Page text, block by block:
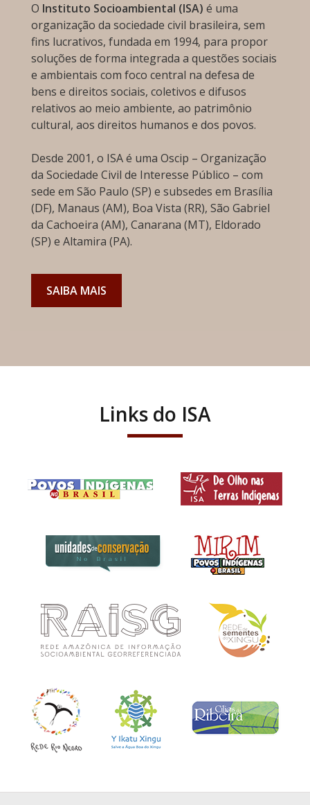
O Instituto Socioambiental (ISA) é uma
organização da sociedade civil brasileira, sem
fins lucrativos, fundada em 1994, para propor
soluções de forma integrada a questões sociais
e ambientais com foco central na defesa de
bens e direitos sociais, coletivos e difusos
relativos ao meio ambiente, ao patrimônio
cultural, aos direitos humanos e dos povos.
Desde 2001, o ISA é uma Oscip – Organização
da Sociedade Civil de Interesse Público – com
sede em São Paulo (SP) e subsedes em Brasília
(DF), Manaus (AM), Boa Vista (RR), São Gabriel
da Cachoeira (AM), Canarana (MT), Eldorado
(SP) e Altamira (PA).
SAIBA MAIS
Links do ISA